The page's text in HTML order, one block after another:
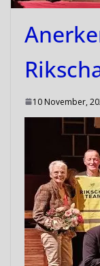
10 November,